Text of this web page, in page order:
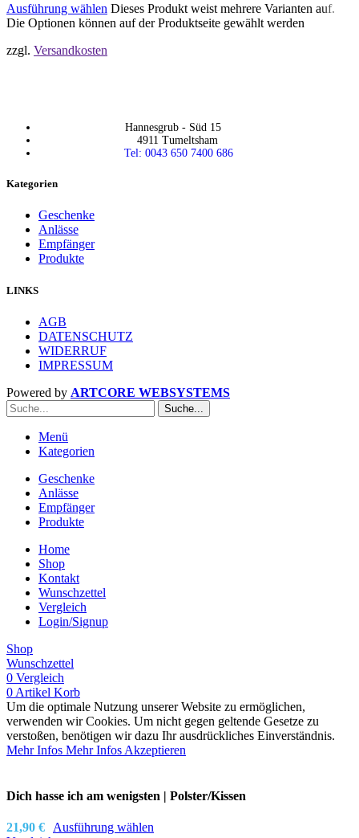
Ausführung wählen Dieses Produkt weist mehrere Varianten auf.
Die Optionen können auf der Produktseite gewählt werden
zzgl. Versandkosten
Hannesgrub - Süd 15
4911 Tumeltsham
Tel: 0043 650 7400 686
Kategorien
Geschenke
Anlässe
Empfänger
Produkte
LINKS
AGB
DATENSCHUTZ
WIDERRUF
IMPRESSUM
Powered by ARTCORE WEBSYSTEMS
Suche...
Menü
Kategorien
Geschenke
Anlässe
Empfänger
Produkte
Home
Shop
Kontakt
Wunschzettel
Vergleich
Login/Signup
Shop
Wunschzettel
0 Vergleich
0 Artikel Korb
Um die optimale Nutzung unserer Website zu ermöglichen,
verwenden wir Cookies. Um nicht gegen geltende Gesetze zu
verstoßen, benötigen wir dazu Ihr ausdrückliches Einverständnis.
Mehr Infos Mehr Infos Akzeptieren
Dich hasse ich am wenigsten | Polster/Kissen
21,90 €
Ausführung wählen